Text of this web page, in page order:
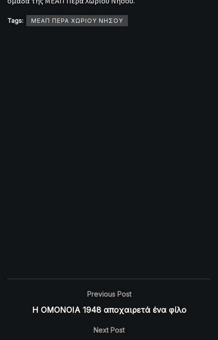
Tags: ΜΕΑΠ ΠΕΡΑ ΧΩΡΙΟΥ ΝΗΣΟΥ
Previous Post
Η ΟΜΟΝΟΙΑ 1948 αποχαιρετά ένα φίλο
Next Post